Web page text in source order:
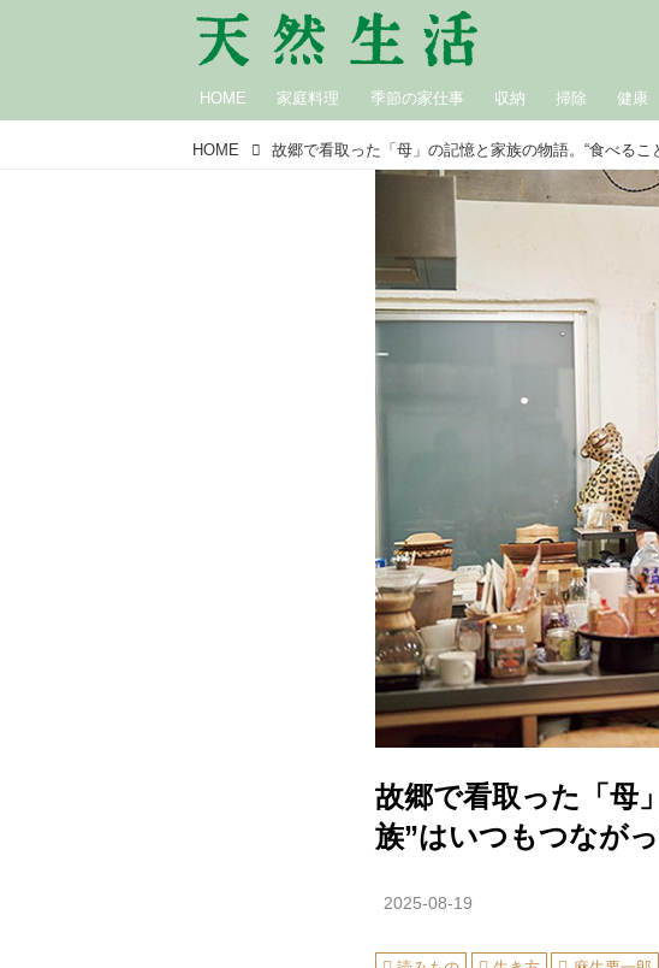
HOME 家庭料理 季節の家仕事 収納 掃除 健康
HOME
故郷で看取った「母
族”はいつもつなが
2025-08-19